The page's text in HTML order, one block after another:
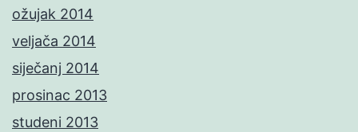
ožujak 2014
veljača 2014
siječanj 2014
prosinac 2013
studeni 2013